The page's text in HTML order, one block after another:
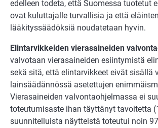
edelleen todeta, että Suomessa tuotetut
ovat kuluttajalle turvallisia ja että eläinten
lääkityssäädöksiä noudatetaan hyvin.
Elintarvikkeiden vierasaineiden
valvotaan vierasaineiden esiintymistä
sekä sitä, että elintarvikkeet eivät sisällä
lainsäädännössä asetettujen
Vierasaineiden valvontaohjelmassa ei
toteutumisaste ihan täyttänyt tavoitetta
suunnitelluista näytteistä toteutui noin